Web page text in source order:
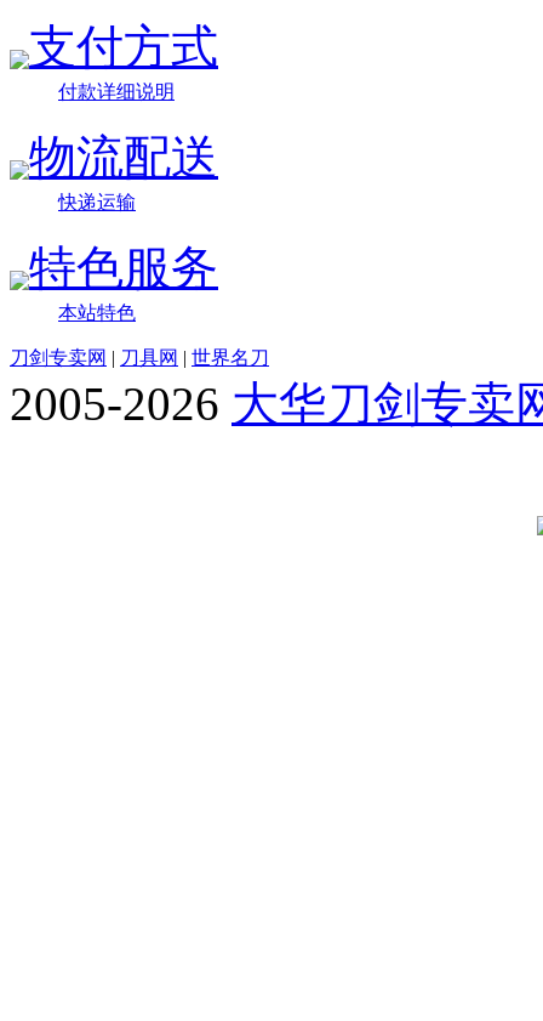
支付方式
付款详细说明
物流配送
快递运输
特色服务
本站特色
刀剑专卖网 | 刀具网 | 世界名刀
2005-2026 大华刀剑专卖